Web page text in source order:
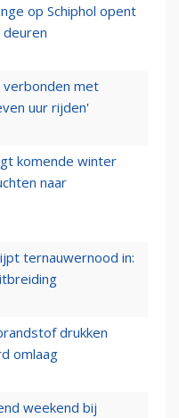
op Schiphol opent
verbonden met
uur rijden'
komende winter
naar
ternauwernood in:
drukken
omlaag
weekend bij